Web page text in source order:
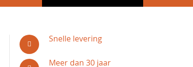
Snelle levering
Meer dan 30 jaar